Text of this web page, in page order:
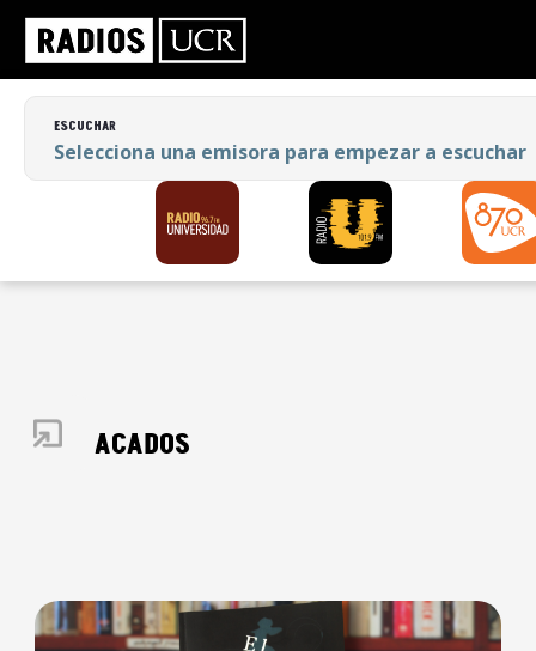
ESCUCHAR
Selecciona una emisora para empezar a escuchar
ESCUCHAR
Selecciona una emisora para empezar a
escuchar
DESTACADOS